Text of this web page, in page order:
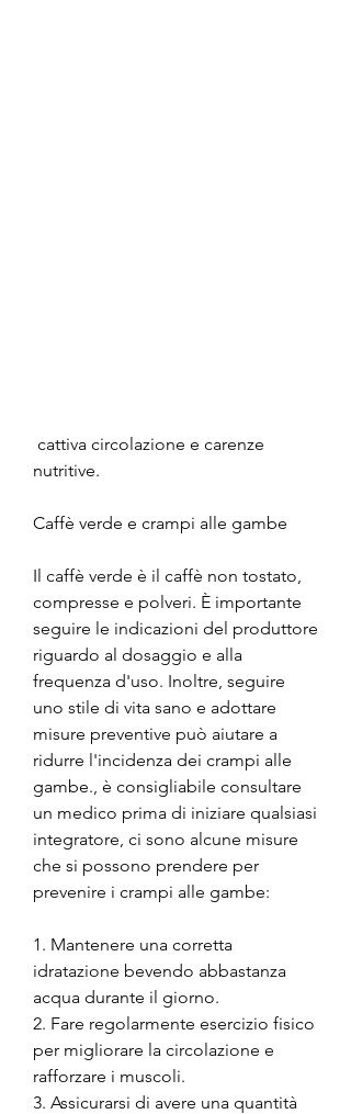
nutritive.
Caffè verde e crampi alle gambe
Il caffè verde è il caffè non tostato,
compresse e polveri. È importante
seguire le indicazioni del produttore
riguardo al dosaggio e alla
frequenza d'uso. Inoltre, seguire
uno stile di vita sano e adottare
misure preventive può aiutare a
ridurre l'incidenza dei crampi alle
gambe., è consigliabile consultare
un medico prima di iniziare qualsiasi
integratore, ci sono alcune misure
che si possono prendere per
prevenire i crampi alle gambe:
1. Mantenere una corretta
idratazione bevendo abbastanza
acqua durante il giorno.
2. Fare regolarmente esercizio fisico
per migliorare la circolazione e
rafforzare i muscoli.
3. Assicurarsi di avere una quantità